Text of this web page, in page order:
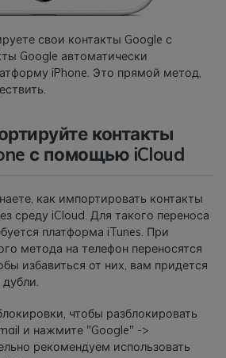
свои контакты Google с
Google автоматически
iPhone. Это прямой метод,
контакты
с помощью iCloud
как импортировать контакты
среду iCloud. Для такого переноса
платформа iTunes. При
метода на телефон переносятся
избавиться от них, вам придется
чтобы разблокировать
и нажмите "Google" ->
рекомендуем использовать